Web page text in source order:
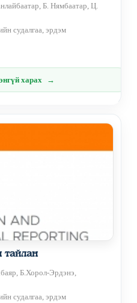
Б. Нямбаатар, Ц.
судалгаа, эрдэм
харах
тайлан
Б.Хорол-Эрдэнэ,
судалгаа, эрдэм